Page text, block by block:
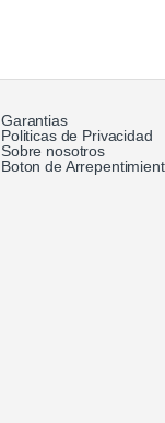
Garantias
Politicas de Privacidad
Sobre nosotros
Boton de